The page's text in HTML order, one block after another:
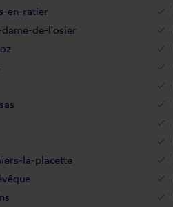
en-ratier
de-l'osier
la-placette